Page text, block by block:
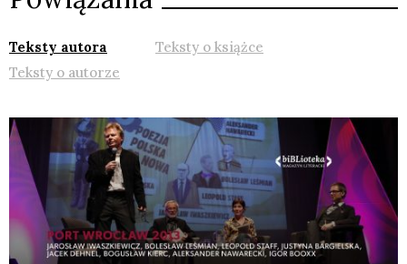
Teksty autora
Teksty o książce
Teksty o autorze